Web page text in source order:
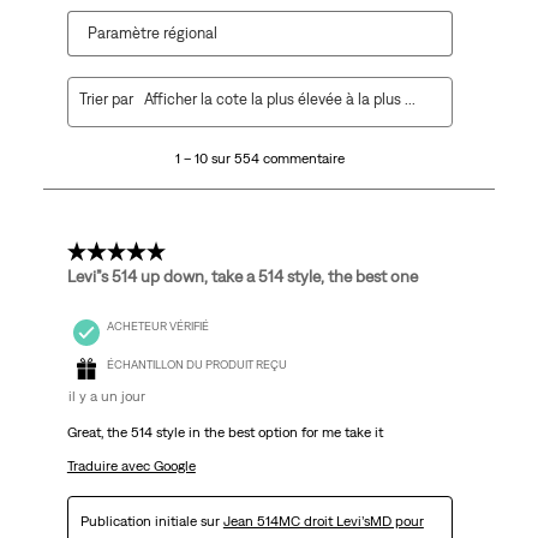
Paramètre régional
554
1 – 10 sur 554 commentaire
Trier par Afficher la cote la plus élevée à la plus faible
5 étoile(s) sur 5.
Levi”s 514 up down, take a 514 style, the best one
ACHETEUR VÉRIFIÉ
ÉCHANTILLON DU PRODUIT REÇU
il y a un jour
Great, the 514 style in the best option for me take it
Traduire avec Google
Publication initiale sur Jean 514MC droit Levi’sMD pour